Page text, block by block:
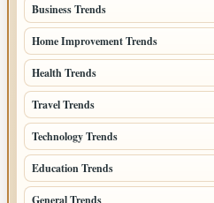
Business Trends
Home Improvement Trends
Health Trends
Travel Trends
Technology Trends
Education Trends
General Trends